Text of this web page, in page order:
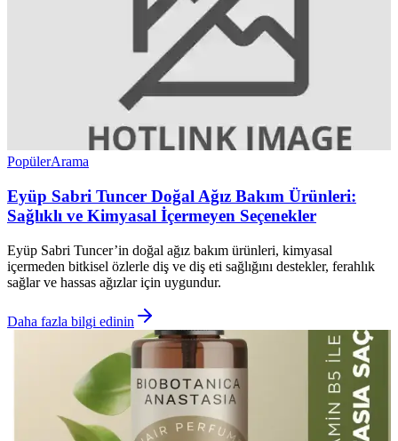
PopülerArama
Eyüp Sabri Tuncer Doğal Ağız Bakım Ürünleri:
Sağlıklı ve Kimyasal İçermeyen Seçenekler
Eyüp Sabri Tuncer’in doğal ağız bakım ürünleri, kimyasal
içermeden bitkisel özlerle diş ve diş eti sağlığını destekler, ferahlık
sağlar ve hassas ağızlar için uygundur.
Daha fazla bilgi edinin